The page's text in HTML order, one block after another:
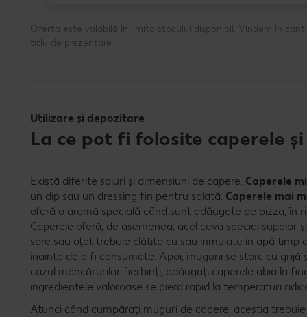
Oferta este valabilă în limita stocului disponibil. Vindem în
titlu de prezentare.
Utilizare și depozitare
La ce pot fi folosite caperele
Există diferite soiuri și dimensiuni de capere. Caperele
un dip sau un dressing fin pentru salată. Caperele mai
oferă o aromă specială când sunt adăugate pe pizza, în
Caperele oferă, de asemenea, acel ceva special supelor
sare sau oțet trebuie clătite cu sau înmuiate în apă timp
înainte de a fi consumate. Apoi, mugurii se storc cu grijă
cazul mâncărurilor fierbinți, adăugați caperele abia la
ingredientele valoroase se pierd rapid la temperaturi
Atunci când cumpărați muguri de capere, aceștia